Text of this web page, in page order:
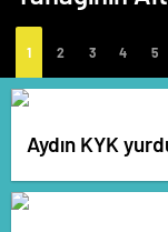
Aydın KYK